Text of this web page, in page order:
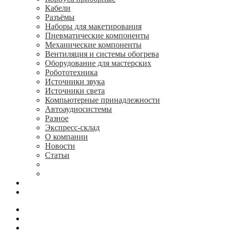
Кабели
Разъёмы
Наборы для макетирования
Пневматические компоненты
Механические компоненты
Вентиляция и системы обогрева
Оборудование для мастерских
Робототехника
Источники звука
Источники света
Компьютерные принадлежности
Автоаудиосистемы
Разное
Экспресс-склад
О компании
Новости
Статьи